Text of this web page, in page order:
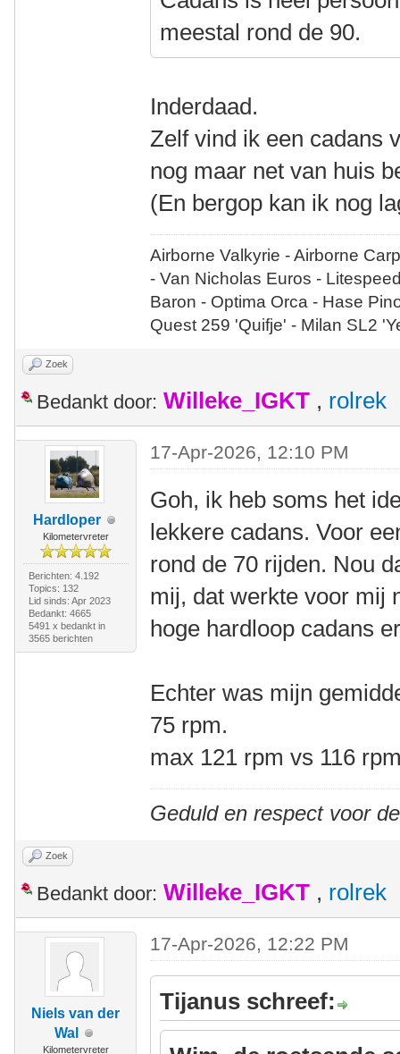
meestal rond de 90.
Inderdaad.
Zelf vind ik een cadans
nog maar net van huis
(En bergop kan ik nog
Airborne Valkyrie - Airborne
- Van Nicholas Euros -
Baron - Optima Orca - Hase
Quest 259 'Quifje' - Milan SL2
Zoek
Bedankt door: Willeke_IGKT , rolrek
Hardloper
Kilometervreter
Berichten: 4.192
Topics: 132
Lid sinds: Apr 2023
Bedankt: 4665
5491 x bedankt in
3565 berichten
17-Apr-2026, 12:10 PM
Goh, ik heb soms het
lekkere cadans. Voor
rond de 70 rijden. Nou
mij, dat werkte voor mij
hoge hardloop cadans
Echter was mijn
75 rpm.
max 121 rpm vs 116
Geduld en respect voor
Zoek
Bedankt door: Willeke_IGKT , rolrek
Niels van der
Wal
Kilometervreter
17-Apr-2026, 12:22 PM
Tijanus schreef: